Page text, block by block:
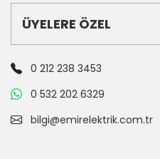
ÜYELERE ÖZEL
0 212 238 3453
0 532 202 6329
bilgi@emirelektrik.com.tr